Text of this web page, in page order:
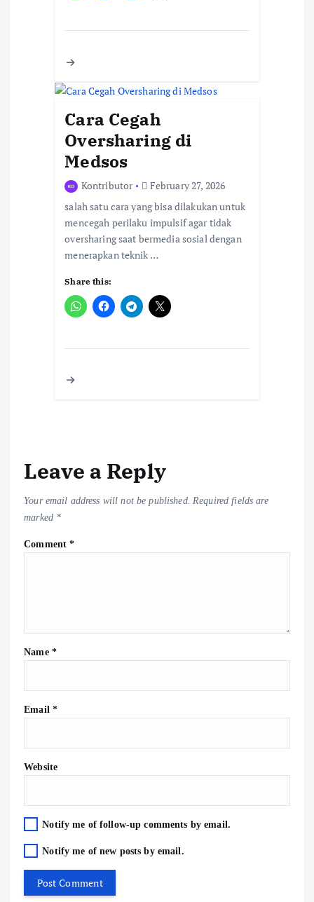
Cara Cegah
Oversharing di
Medsos
Kontributor
February 27, 2026
salah satu cara yang bisa dilakukan untuk
mencegah perilaku impulsif agar tidak
oversharing saat bermedia sosial dengan
menerapkan teknik …
Share this:
Leave a Reply
Your email address will not be published. Required fields are
marked *
Comment*
Name *
Email *
Website
Notify me of follow-up comments by email.
Notify me of new posts by email.